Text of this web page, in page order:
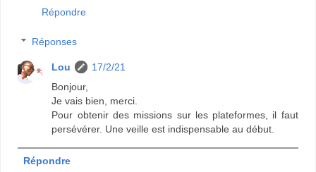
Répondre
Réponses
Lou
17/2/21
Bonjour,
Je vais bien, merci.
Pour obtenir des missions sur les plateformes, il faut
persévérer. Une veille est indispensable au début.
Répondre